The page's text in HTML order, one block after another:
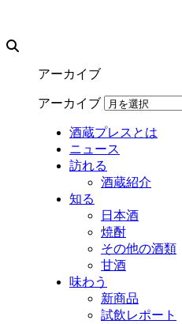
アーカイブ
アーカイブ
酒蔵プレスとは
ニュース
訪れる
酒蔵紹介
知る
日本酒
焼酎
その他の酒類
甘酒
味わう
新商品
試飲レポート